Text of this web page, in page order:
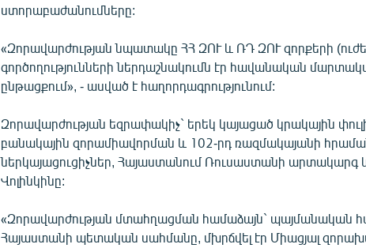
ստորաբաժանումները:
«Զորավարժության նպատակը ՀՀ ԶՈՒ և ՌԴ ԶՈՒ զորքերի
գործողությունների ներդաշնակումն էր հավանական
ընթացքում», - ասված է հաղորդագրությունում:
Զորավարժության եզրափակիչ` երեկ կայացած կրակային
բանակային զորամիավորման և 102-րդ ռազմակայանի
ներկայացուցիչներ, Հայաստանում Ռուսաստանի արտակարգ
Վոլինկինը:
«Զորավարժության մտահղացման համաձայն` պայմանական
Հայաստանի պետական սահմանը, մխրճվել էր Միացյալ